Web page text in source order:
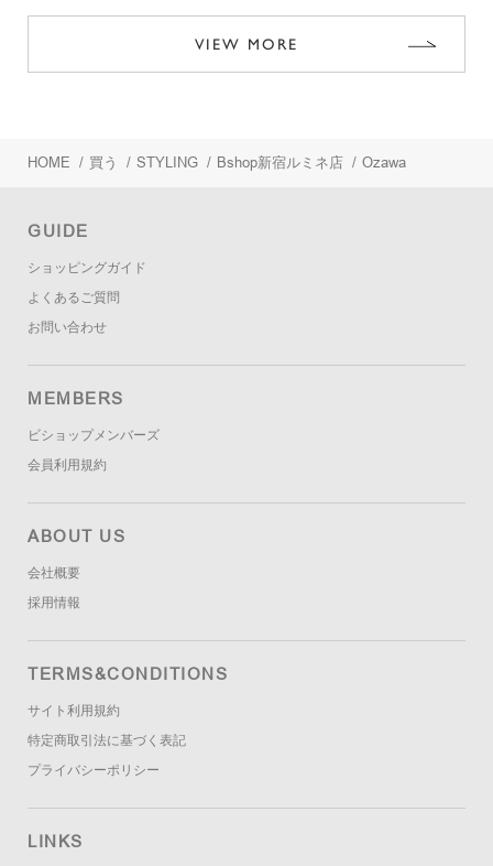
VIEW MORE
HOME / 買う / STYLING / Bshop新宿ルミネ店 / Ozawa
GUIDE
ショッピングガイド
よくあるご質問
お問い合わせ
MEMBERS
ビショップメンバーズ
会員利用規約
ABOUT US
会社概要
採用情報
TERMS&CONDITIONS
サイト利用規約
特定商取引法に基づく表記
プライバシーポリシー
LINKS